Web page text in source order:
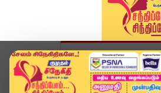
முகப்பு